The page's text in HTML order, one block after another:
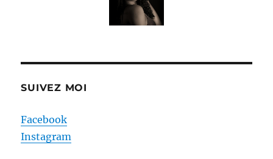
SUIVEZ MOI
Facebook
Instagram